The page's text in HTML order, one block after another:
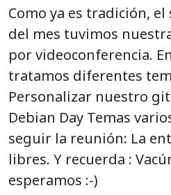
Como ya es tradición,
del mes tuvimos
por videoconferencia.
tratamos diferentes
Personalizar nuestro
Debian Day Temas
seguir la reunión: La
libres. Y recuerda :
esperamos :-)